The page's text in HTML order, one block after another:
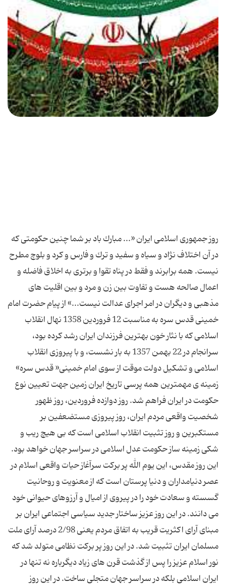
روز جمهوری اسلامی ایران «... مبارك باد بر شما چنین حكومتی كه
در آن اختلاف نژاد و سیاه و سفید و ترك و فارس و كرد و بلوچ مطرح
نیست. همه برابرند و فقط در پناه تقوا و برتری به اخلاق فاضله و
اعمال صالحه هست و تفاوت بین زن و مرد و بین اقلیت های
مذهبی و دیگران در امر اجرای عدالت نیست...» از پیام حضرت امام
خمینی قدس سره به مناسبت 12 فروردین 1358 نهال انقلاب
اسلامی كه با نثار خون بهترین فرزندان ایران رشد كرده بود،
سرانجام در 22 بهمن 1357 به بار نشست، و با پیروزی انقلاب
اسلامی و تشكیل دولت موقت از سوی امام خمینی« قدس سره»
زمینه ی مهمترین همه پرسی تاریخ ایران زمین جهت تعیین نوع
حكومت در ایران فراهم شد. روز دوازده فروردین، روز ظهور
شخصیت واقعی مردم ایران، روز پیروزی مستضعفین بر
مستكبرین و روز تثبیت انقلاب اسلامی است كه بی هیچ ریب و
شكی زمینه ساز حكومت عدل اسلامی در سراسر جهان خواهد بود.
این روز مقدس، این یوم الله پر بركت سرآغاز حیات واقعی اسلام در
عصر دنیامداران و دنیا پرستان است كه از معنویت و روحانیت
گسسته و سعادت خود را در پیروی از امیال و آرزوهای حیوانی خود
می دانند. در این روز عزیز ساختار جدید سیاسی اجتماعی ایران بر
مبنای آرای اكثریت قریب به اتفاق مردم یعنی 2/98 درصد آرای ملت
مسلمان ایران تثبیت شد. در این روز پر بركت نظامی متولد شد كه
نور اسلام عزیز را پس از گذشت قرن های زیاد دیگرباره نه تنها در
ایران اسلامی بلكه در سراسر جهان متجلی ساخت. در این روز